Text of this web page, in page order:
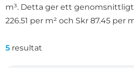
m³. Detta ger ett genomsnittligt
226.51 per m² och Skr 87.45 per
5 resultat